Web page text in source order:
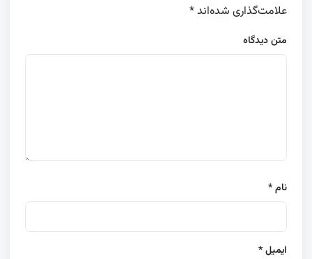
علامت‌گذاری شده‌اند*
متن دیدگاه
نام*
ایمیل*